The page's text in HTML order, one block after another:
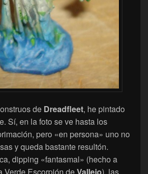
de Dreadfleet, he pintado
Sí, en la foto se ve hasta los
pero «en persona» uno no
y queda bastante resultón.
dipping «fantasmal» (hecho a
Verde Escorpión deVallejo), las